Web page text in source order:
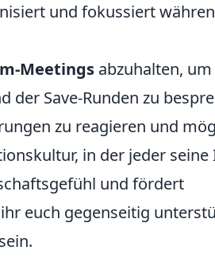
und fokussiert
Meetings abzuhalten, um
Save-Runden zu
zu reagieren und
in der jeder seine
und fördert
euch gegenseitig